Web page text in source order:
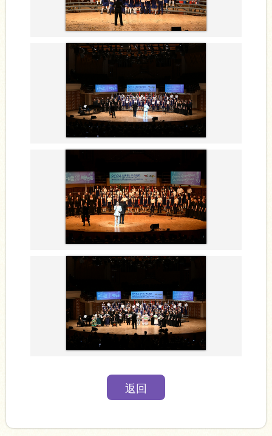
返回